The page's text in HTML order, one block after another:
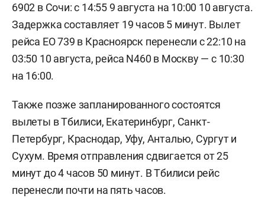
6902 в Сочи: с 14:55 9 августа на 10:00 10 августа.
Задержка составляет 19 часов 5 минут. Вылет
рейса EO 739 в Красноярск перенесли с 22:10 на
03:50 10 августа, рейса N460 в Москву — с 10:30
на 16:00.
Также позже запланированного состоятся
вылеты в Тбилиси, Екатеринбург, Санкт-
Петербург, Краснодар, Уфу, Анталью, Сургут и
Сухум. Время отправления сдвигается от 25
минут до 4 часов 50 минут. В Тбилиси рейс
перенесли почти на пять часов.